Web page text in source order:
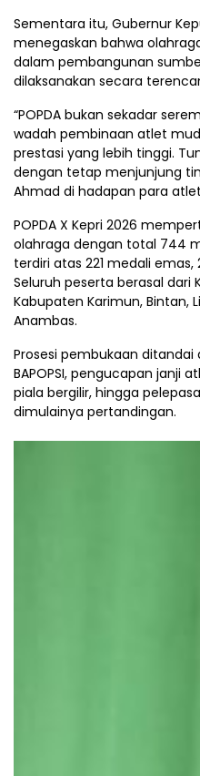
Sementara itu, Gubernur
menegaskan bahwa
dalam pembangunan
dilaksanakan secara
“POPDA bukan sekadar
wadah pembinaan atlet
prestasi yang lebih tinggi.
dengan tetap menjunjung
Ahmad di hadapan para
POPDA X Kepri 2026
olahraga dengan total 744
terdiri atas 221 medali emas,
Seluruh peserta berasal dari
Kabupaten Karimun, Bintan,
Anambas.
Prosesi pembukaan
BAPOPSI, pengucapan janji
piala bergilir, hingga
dimulainya pertandingan.